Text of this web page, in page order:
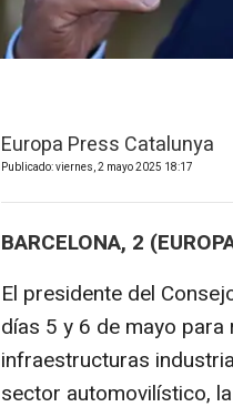
Europa Press Catalunya
Publicado: viernes, 2 mayo 2025 18:17
BARCELONA, 2
El presidente del
días 5 y 6 de mayo
infraestructuras
sector automovilístico,